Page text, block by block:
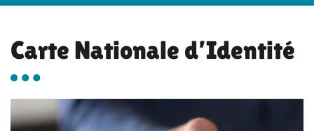
Carte Nationale d’Identité